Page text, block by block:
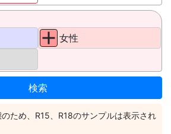
女性
ため、R15、R18のサンプルは表示され